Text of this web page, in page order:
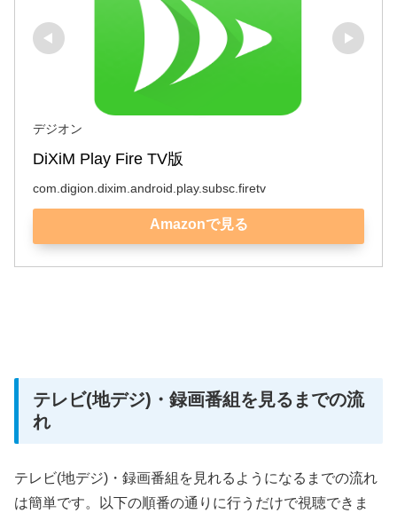
デジオン
DiXiM Play Fire TV版
com.digion.dixim.android.play.subsc.firetv
Amazonで見る
テレビ(地デジ)・録画番組を見るまでの流
れ
テレビ(地デジ)・録画番組を見れるようになるまでの流れ
は簡単です。以下の順番の通りに行うだけで視聴できま